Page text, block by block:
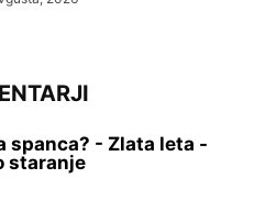
spanca? - Zlata leta -
staranje